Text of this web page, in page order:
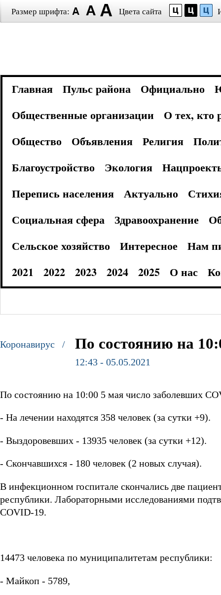
Размер шрифта: Цвета сайта
Главная Пульс района Официально
Общественные организации
О тех, кто
Общество
Объявления Религия
Благоустройство
Экология
Перепись населения
Актуально
Социальная сфера
Здравоохранение
Сельское хозяйство
Интересное
Нам
2021
2022 2023 2024 2025 О нас
Коронавирус / По состоянию на
12:43 - 05.05.2021
По состоянию на 10:00 5 мая число заболевших
- На лечении находятся 358 человек (за сутки +9).
- Выздоровевших - 13935 человек (за сутки +12).
- Скончавшихся - 180 человек (2 новых случая).
В инфекционном госпитале скончались две
республики. Лабораторными исследованиями
COVID-19.
14473 человека по муниципалитетам республики:
- Майкоп - 5789,